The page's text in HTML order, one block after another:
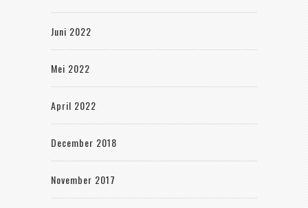
Juni 2022
Mei 2022
April 2022
December 2018
November 2017